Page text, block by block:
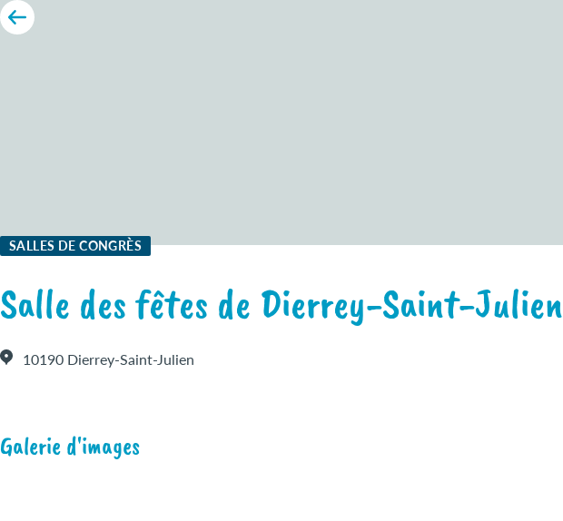
SALLES DE CONGRÈS
Salle des fêtes de Dierrey-Saint-Julien
10190 Dierrey-Saint-Julien
Galerie d'images